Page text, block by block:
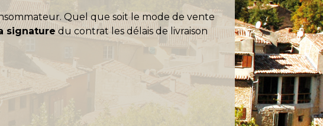
Quel que soit le mode de vente
signature du contrat les délais de livraison